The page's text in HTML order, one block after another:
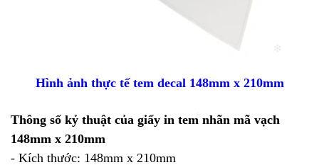
Hình ảnh thực tế tem decal 148mm x 210mm
Thông số kỷ thuật của giấy in tem nhãn mã vạch
148mm x 210mm
- Kích thước: 148mm x 210mm